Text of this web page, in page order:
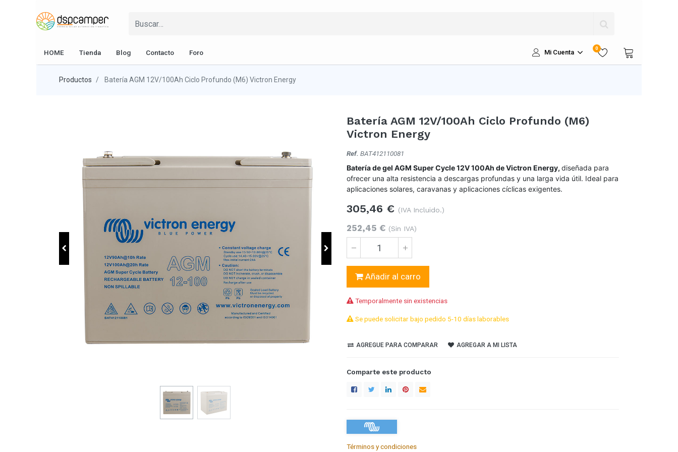
HOME Tienda Blog Contacto Foro Mi Cuenta
0
Productos Batería AGM 12V/100Ah Ciclo Profundo (M6) Victron Energy
Batería AGM 12V/100Ah Ciclo Profundo (M6)
Victron Energy
Ref. BAT412110081
Batería de gel AGM Super Cycle 12V 100Ah de Victron Energy, diseñada para
ofrecer una alta resistencia a descargas profundas y una larga vida útil. Ideal para
aplicaciones solares, caravanas y aplicaciones cíclicas exigentes.
305,46 € (IVA Incluido.)
252,45 € (Sin IVA)
Añadir al carro
Temporalmente sin existencias
Se puede solicitar bajo pedido 5-10 días laborables
AGREGUE PARA COMPARAR AGREGAR A MI LISTA
Comparte este producto
Términos y condiciones